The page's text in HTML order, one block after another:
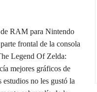
RAM para Nintendo
frontal de la consola
Legend Of Zelda:
mejores gráficos de
no les gustó la